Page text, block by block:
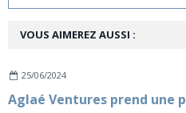
VOUS AIMEREZ AUSSI :
25/06/2024